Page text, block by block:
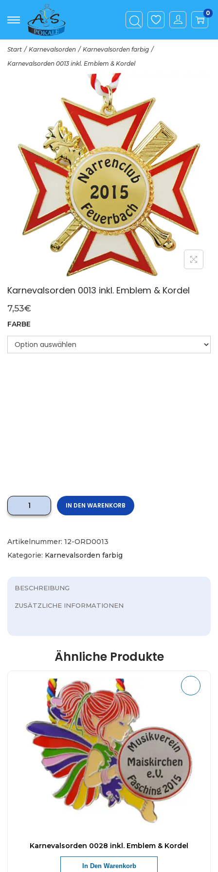
0
Start / Karnevalsorden / Karnevalsorden farbig /
Karnevalsorden 0013 inkl. Emblem & Kordel
Karnevalsorden 0013 inkl. Emblem & Kordel
7,53€
FARBE
IN DEN WARENKORB
Artikelnummer: 12-ORD0013
Kategorie: Karnevalsorden farbig
BESCHREIBUNG
ZUSÄTZLICHE INFORMATIONEN
Ähnliche Produkte
Karnevalsorden 0028 inkl. Emblem & Kordel
In Den Warenkorb